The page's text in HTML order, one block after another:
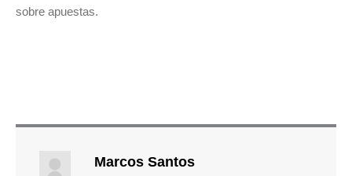
sobre apuestas.
Marcos Santos